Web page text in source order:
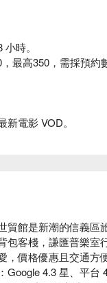
時。
最高350，需採預約
新電影 VOD。
貿館是新潮的信義
包客棧，謙匯普樂
價格優惠且交通方便
Google 4.3 星、平台